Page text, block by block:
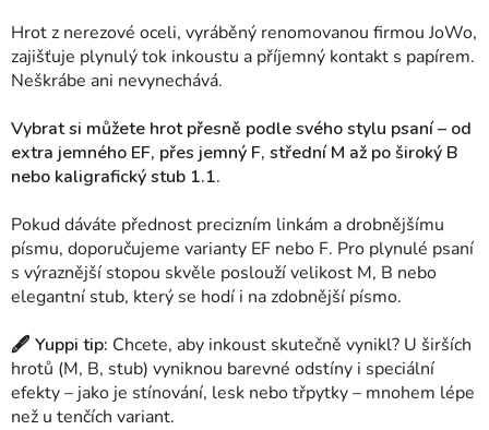
Hrot z nerezové oceli, vyráběný renomovanou firmou JoWo,
zajišťuje plynulý tok inkoustu a příjemný kontakt s papírem.
Neškrábe ani nevynechává.
Vybrat si můžete hrot přesně podle svého stylu psaní – od
extra jemného EF, přes jemný F, střední M až po široký B
nebo kaligrafický stub 1.1.
Pokud dáváte přednost precizním linkám a drobnějšímu
písmu, doporučujeme varianty EF nebo F. Pro plynulé psaní
s výraznější stopou skvěle poslouží velikost M, B nebo
elegantní stub, který se hodí i na zdobnější písmo.
🖋 Yuppi tip: Chcete, aby inkoust skutečně vynikl? U širších
hrotů (M, B, stub) vyniknou barevné odstíny i speciální
efekty – jako je stínování, lesk nebo třpytky – mnohem lépe
než u tenčích variant.